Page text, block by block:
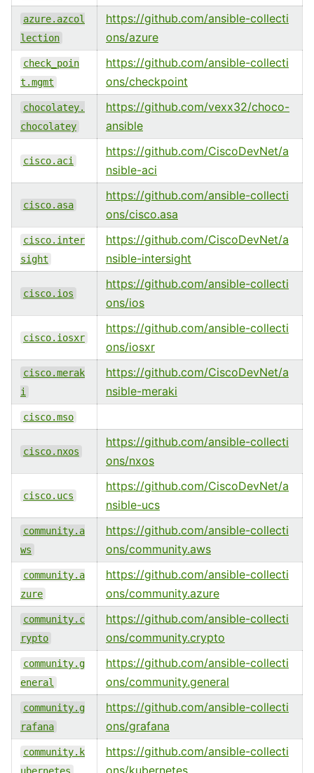
azure.azcol
lection
https://github.com/ansible-collecti
ons/azure
check_poin
t.mgmt
https://github.com/ansible-collecti
ons/checkpoint
chocolatey.
chocolatey
https://github.com/vexx32/choco-
ansible
cisco.aci
https://github.com/CiscoDevNet/a
nsible-aci
cisco.asa
https://github.com/ansible-collecti
ons/cisco.asa
cisco.inter
sight
https://github.com/CiscoDevNet/a
nsible-intersight
cisco.ios
https://github.com/ansible-collecti
ons/ios
cisco.iosxr
https://github.com/ansible-collecti
ons/iosxr
cisco.merak
i
https://github.com/CiscoDevNet/a
nsible-meraki
cisco.mso
cisco.nxos
https://github.com/ansible-collecti
ons/nxos
cisco.ucs
https://github.com/CiscoDevNet/a
nsible-ucs
community.a
ws
https://github.com/ansible-collecti
ons/community.aws
community.a
zure
https://github.com/ansible-collecti
ons/community.azure
community.c
rypto
https://github.com/ansible-collecti
ons/community.crypto
community.g
eneral
https://github.com/ansible-collecti
ons/community.general
community.g
rafana
https://github.com/ansible-collecti
ons/grafana
community.k
https://github.com/ansible-collecti
ons/kubernetes